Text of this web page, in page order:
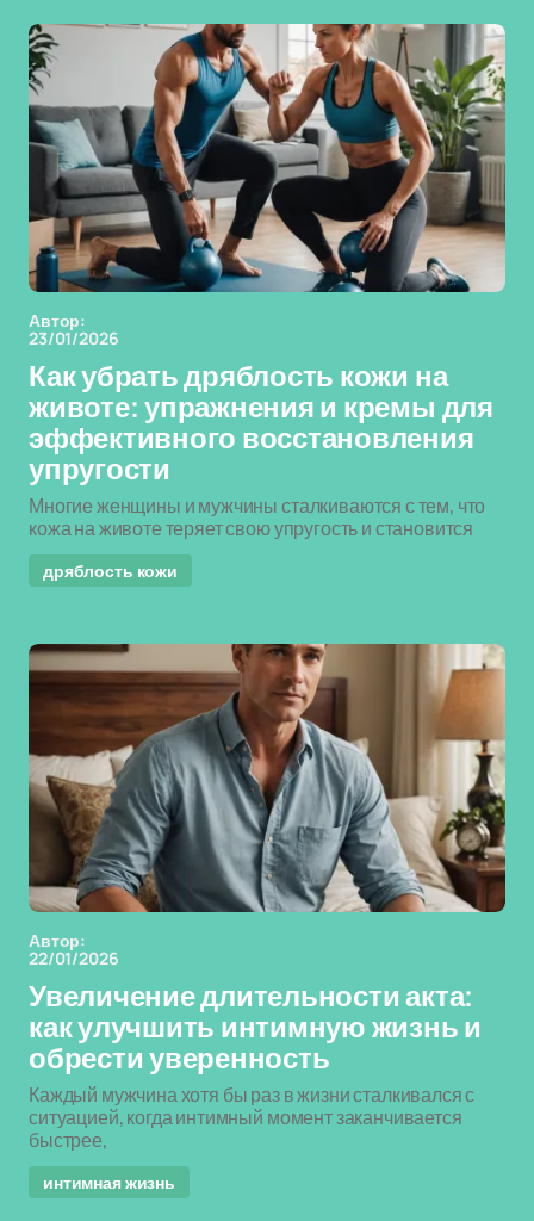
Автор:
23/01/2026
Как убрать дряблость кожи на
животе: упражнения и кремы для
эффективного восстановления
упругости
Многие женщины и мужчины сталкиваются с тем, что
кожа на животе теряет свою упругость и становится
дряблость кожи
Автор:
22/01/2026
Увеличение длительности акта:
как улучшить интимную жизнь и
обрести уверенность
Каждый мужчина хотя бы раз в жизни сталкивался с
ситуацией, когда интимный момент заканчивается
быстрее,
интимная жизнь